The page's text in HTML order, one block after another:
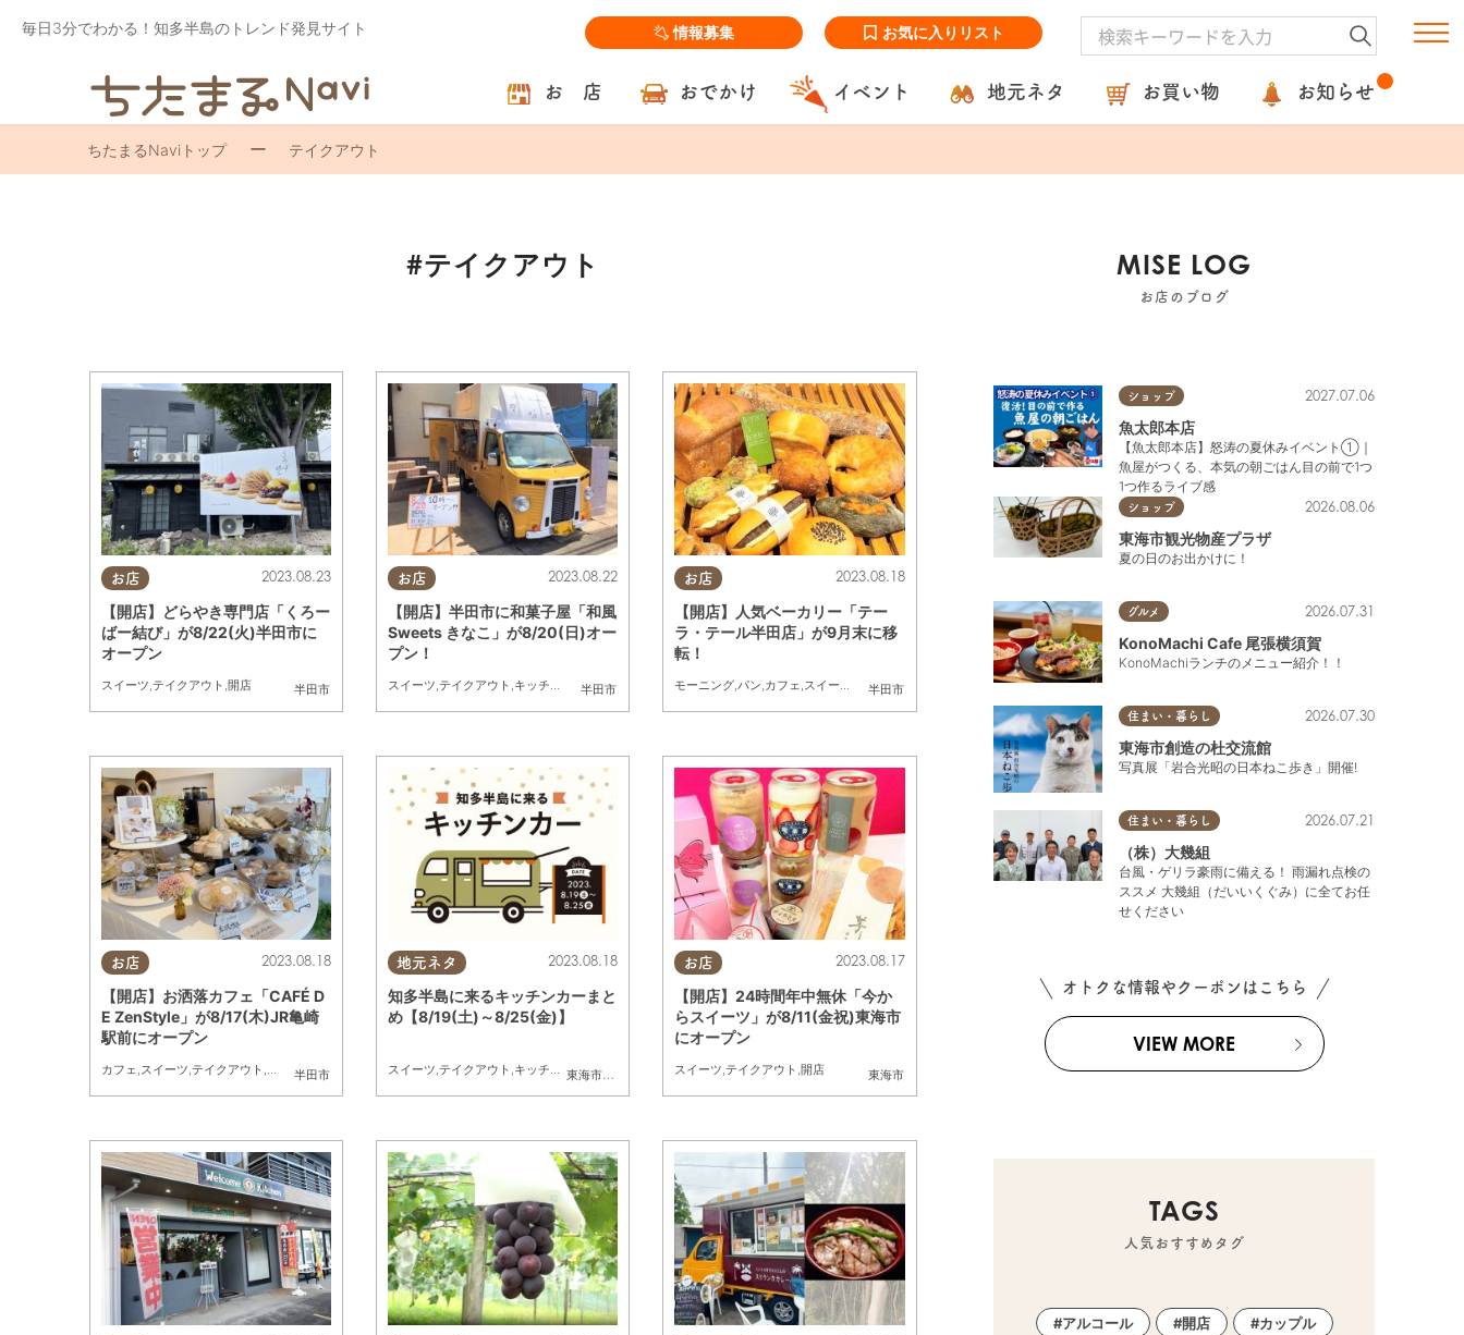
毎日3分でわかる！知多半島のトレンド発見サイト 情報募集 お気に入りリスト
お 店 おでかけ イベント 地元ネタ お買い物 お知らせ
ちたまるNaviトップ テイクアウト
#テイクアウト
お店
半田市
2023.08.23
【開店】どらやき専門店「くろー
ばー結び」が8/22(火)半田市に
オープン
スイーツ テイクアウト 開店
お店
半田市
2023.08.22
【開店】半田市に和菓子屋「和風
Sweets きなこ」が8/20(日)オー
プン！
スイーツ ,テイクアウト キッチンカー ,開店
お店
半田市
2023.08.18
【開店】人気ベーカリー「テー
ラ・テール半田店」が9月末に移
転！
モーニング パン カフェ スイーツ テイクアウト
お店
半田市
2023.08.18
【開店】お洒落カフェ「CAFÉ D
E ZenStyle」が8/17(木)JR亀崎
駅前にオープン
カフェ,スイーツ,テイクアウト ,開店
地元ネタ
東海市
, 大府市 知多市,半田市, 南知多町 常滑市,美浜町
2023.08.18
知多半島に来るキッチンカーまと
め【8/19(土)～8/25(金)】
スイーツ,テイクアウト ,キッチンカー ,イベント まとめ記事
お店
東海市
2023.08.17
【開店】24時間年中無休「今か
らスイーツ」が8/11(金祝)東海市
にオープン
スイーツ,テイクアウト ,開店
MISE LOG
お店のブログ
ショップ 2027.07.06
魚太郎本店
【魚太郎本店】怒涛の夏休みイベント①｜
魚屋がつくる、本気の朝ごはん目の前で1つ
1つ作るライブ感
ショップ 2026.08.06
東海市観光物産プラザ
夏の日のお出かけに！
グルメ 2026.07.31
KonoMachi Cafe 尾張横須賀
KonoMachiランチのメニュー紹介！！
住まい・暮らし 2026.07.30
東海市創造の杜交流館
写真展「岩合光昭の日本ねこ歩き」開催!
住まい・暮らし 2026.07.21
（株）大幾組
台風・ゲリラ豪雨に備える！ 雨漏れ点検の
ススメ 大幾組（だいいくぐみ）に全てお任
せください
オトクな情報やクーポンはこちら
VIEW MORE
TAGS
人気おすすめタグ
アルコール 開店 カップル